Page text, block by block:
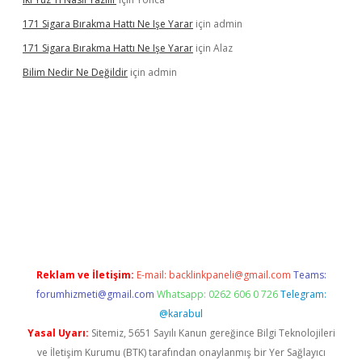
171 Sigara Bırakma Hattı Ne Işe Yarar için admin
171 Sigara Bırakma Hattı Ne Işe Yarar için Alaz
Bilim Nedir Ne Değildir için admin
Reklam ve İletişim: E-mail: backlinkpaneli@gmail.com Teams:
forumhizmeti@gmail.com Whatsapp: 0262 606 0 726 Telegram:
@karabul
Yasal Uyarı: Sitemiz, 5651 Sayılı Kanun gereğince Bilgi Teknolojileri
ve İletişim Kurumu (BTK) tarafından onaylanmış bir Yer Sağlayıcı